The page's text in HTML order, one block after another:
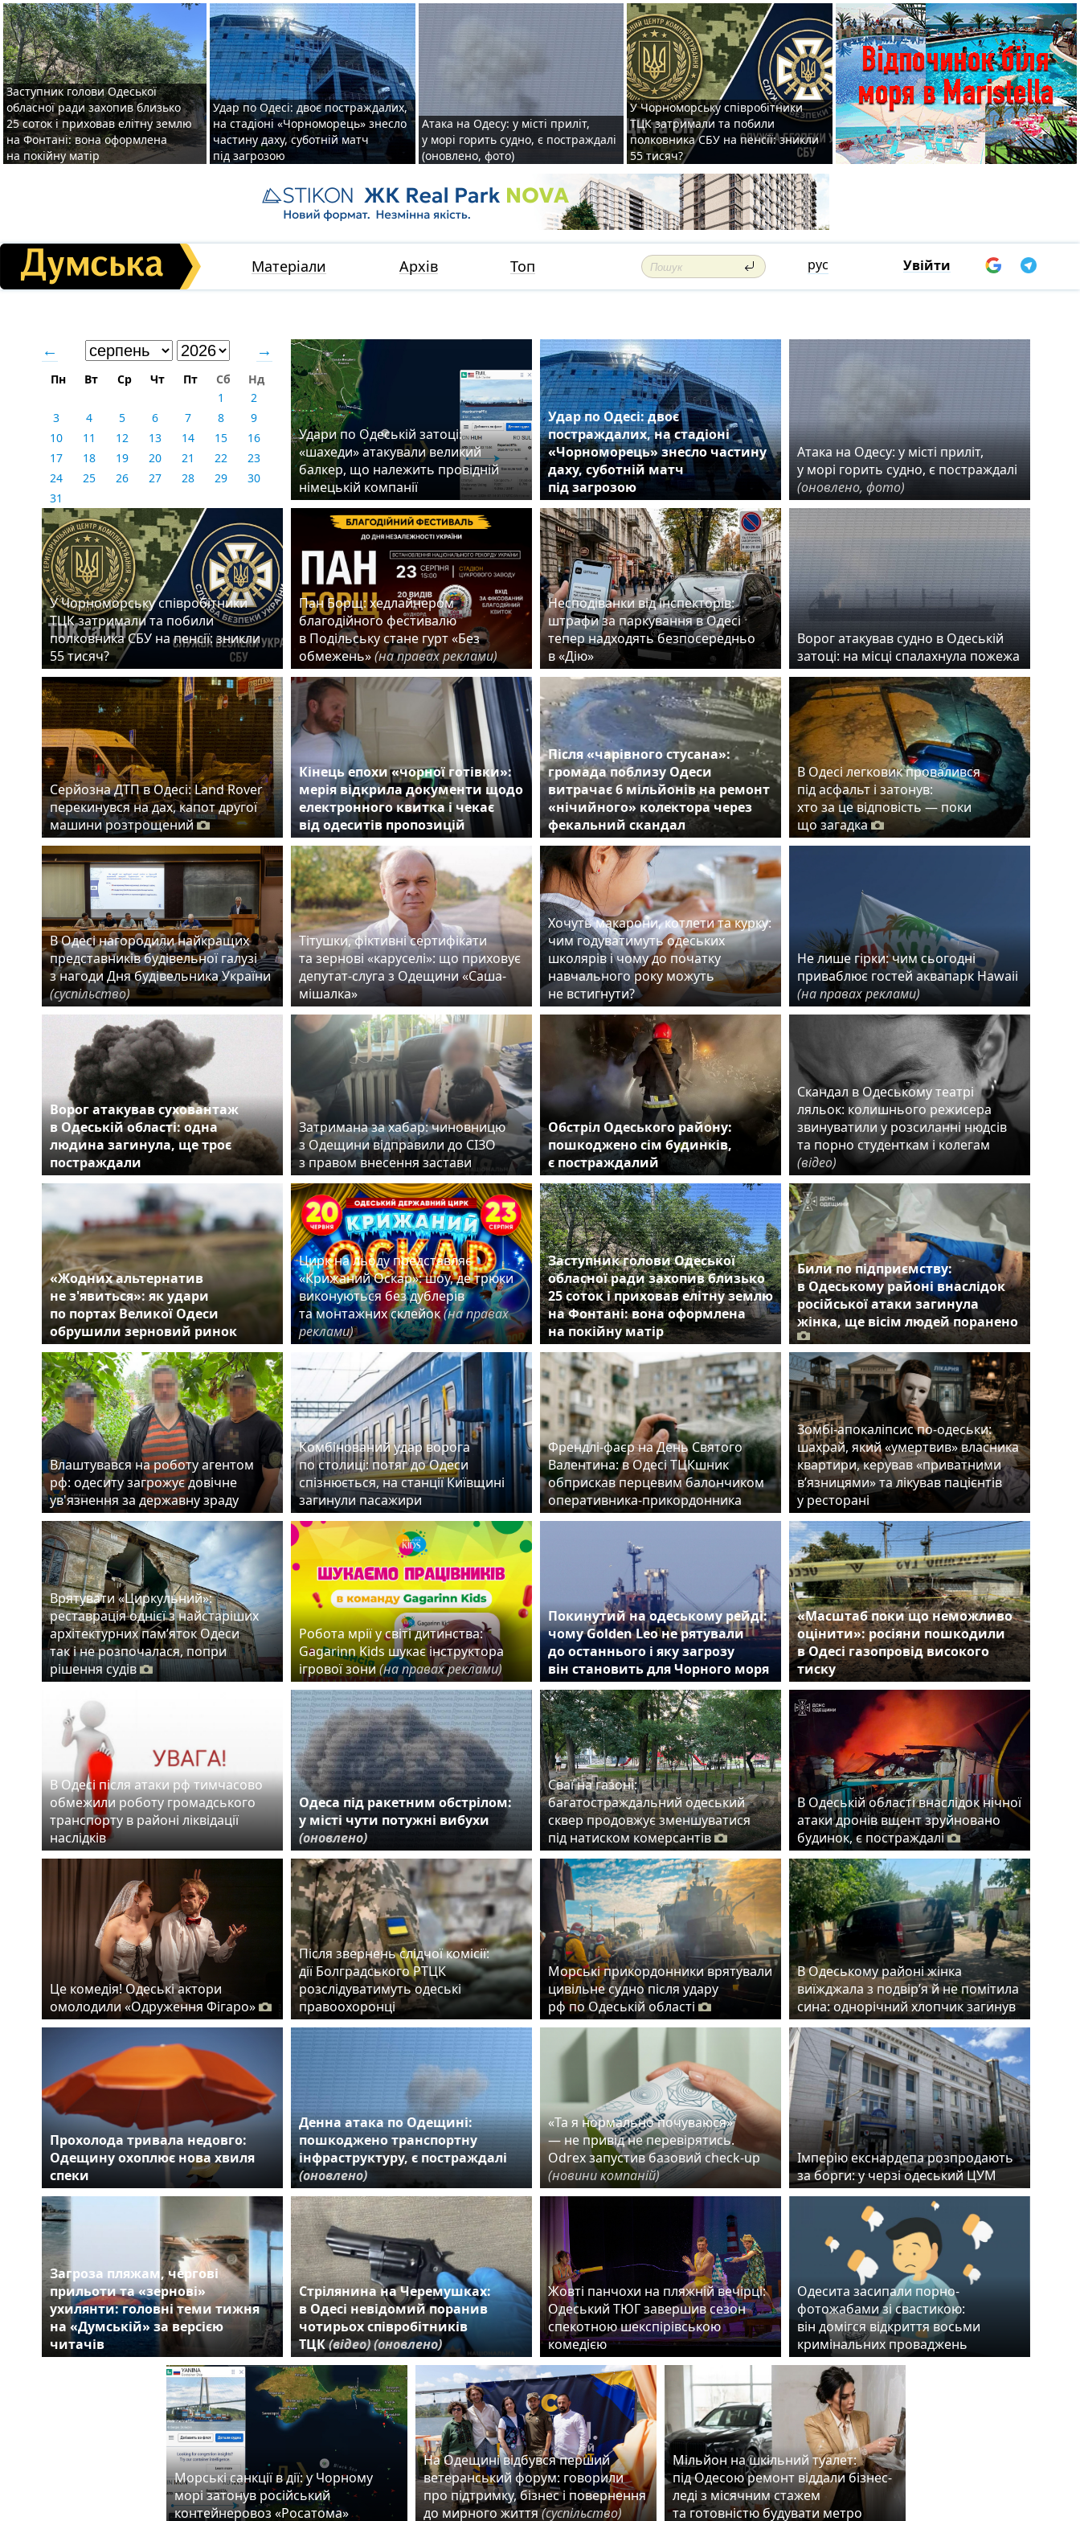
Заступник голови Одеської
обласної ради захопив близько
25 соток і приховав елітну землю
на Фонтані: вона оформлена
на покійну матір
Удар по Одесі: двоє постраждалих,
на стадіоні «Чорноморець» знесло
частину даху, суботній матч
під загрозою
Атака на Одесу: у місті приліт,
у морі горить судно, є постраждалі
(оновлено, фото)
У Чорноморську співробітники
ТЦК затримали та побили
полковника СБУ на пенсії: зникли
55 тисяч?
Матеріали Архів Топ рус Увійти
← →
Пн Вт Ср Чт Пт Сб
Нд
1
2
3
4 5 6 7 8
9
10
11 12 13 14 15
16
17
18 19 20 21 22
23
24
25 26 27 28 29
30
31
Удари по Одеській затоці:
«шахеди» атакували великий
балкер, що належить провідній
німецькій компанії
Удар по Одесі: двоє
постраждалих, на стадіоні
«Чорноморець» знесло частину
даху, суботній матч
під загрозою
Атака на Одесу: у місті приліт,
у морі горить судно, є постраждалі
(оновлено, фото)
У Чорноморську співробітники
ТЦК затримали та побили
полковника СБУ на пенсії: зникли
55 тисяч?
Пан Борщ: хедлайнером
благодійного фестивалю
в Подільську стане гурт «Без
обмежень»(на правах реклами)
Несподіванки від інспекторів:
штрафи за паркування в Одесі
тепер надходять безпосередньо
в «Дію»
Ворог атакував судно в Одеській
затоці: на місці спалахнула пожежа
Серйозна ДТП в Одесі: Land Rover
перекинувся на дах, капот другої
машини розтрощений
Кінець епохи «чорної готівки»:
мерія відкрила документи щодо
електронного квитка і чекає
від одеситів пропозицій
Після «чарівного стусана»:
громада поблизу Одеси
витрачає 6 мільйонів на ремонт
«нічийного» колектора через
фекальний скандал
В Одесі легковик провалився
під асфальт і затонув:
хто за це відповість — поки
що загадка
В Одесі нагородили найкращих
представників будівельної галузі
з нагоди Дня будівельника України
(суспільство)
Тітушки, фіктивні сертифікати
та зернові «каруселі»: що приховує
депутат-слуга з Одещини «Саша-
мішалка»
Хочуть макарони, котлети та курку:
чим годуватимуть одеських
школярів і чому до початку
навчального року можуть
не встигнути?
Не лише гірки: чим сьогодні
приваблює гостей аквапарк Hawaii
(на правах реклами)
Ворог атакував суховантаж
в Одеській області: одна
людина загинула, ще троє
постраждали
Затримана за хабар: чиновницю
з Одещини відправили до СІЗО
з правом внесення застави
Обстріл Одеського району:
пошкоджено сім будинків,
є постраждалий
Скандал в Одеському театрі
ляльок: колишнього режисера
звинуватили у розсиланні нюдсів
та порно студенткам і колегам
(відео)
«Жодних альтернатив
не з'явиться»: як удари
по портах Великої Одеси
обрушили зерновий ринок
Цирк на льоду представляє
«Крижаний Оскар»: шоу, де трюки
виконуються без дублерів
та монтажних склейок(на правах
реклами)
Заступник голови Одеської
обласної ради захопив близько
25 соток і приховав елітну землю
на Фонтані: вона оформлена
на покійну матір
Били по підприємству:
в Одеському районі внаслідок
російської атаки загинула
жінка, ще вісім людей поранено
Влаштувався на роботу агентом
рф: одеситу загрожує довічне
ув'язнення за державну зраду
Комбінований удар ворога
по столиці: потяг до Одеси
спізнюється, на станції Київщині
загинули пасажири
Френдлі-фаєр на День Святого
Валентина: в Одесі ТЦКшник
обприскав перцевим балончиком
оперативника-прикордонника
Зомбі-апокаліпсис по-одеськи:
шахрай, який «умертвив» власника
квартири, керував «приватними
в’язницями» та лікував пацієнтів
у ресторані
Врятувати «Циркульний»:
реставрація однієї з найстаріших
архітектурних пам’яток Одеси
так і не розпочалася, попри
рішення судів
Робота мрії у світі дитинства:
Gagarinn Kids шукає інструктора
ігрової зони(на правах реклами)
Покинутий на одеському рейді:
чому Golden Leo не рятували
до останнього і яку загрозу
він становить для Чорного моря
«Масштаб поки що неможливо
оцінити»: росіяни пошкодили
в Одесі газопровід високого
тиску
В Одесі після атаки рф тимчасово
обмежили роботу громадського
транспорту в районі ліквідації
наслідків
Одеса під ракетним обстрілом:
у місті чути потужні вибухи
(оновлено)
Сваї на газоні:
багатостраждальний одеський
сквер продовжує зменшуватися
під натиском комерсантів
В Одеській області внаслідок нічної
атаки дронів вщент зруйновано
будинок, є постраждалі
Це комедія! Одеські актори
омолодили «Одруження Фігаро»
Після звернень слідчої комісії:
дії Болградського РТЦК
розслідуватимуть одеські
правоохоронці
Морські прикордонники врятували
цивільне судно після удару
рф по Одеській області
В Одеському районі жінка
виїжджала з подвір’я й не помітила
сина: однорічний хлопчик загинув
Прохолода тривала недовго:
Одещину охоплює нова хвиля
спеки
Денна атака по Одещині:
пошкоджено транспортну
інфраструктуру, є постраждалі
(оновлено)
«Та я нормально почуваюся»
— не привід не перевірятись.
Odrex запустив базовий check-up
(новини компаній)
Імперію екснардепа розпродають
за борги: у черзі одеський ЦУМ
Загроза пляжам, чергові
прильоти та «зернові»
ухилянти: головні теми тижня
на «Думській» за версією
читачів
Стрілянина на Черемушках:
в Одесі невідомий поранив
чотирьох співробітників
ТЦК(відео)(оновлено)
Жовті панчохи на пляжній вечірці:
Одеський ТЮГ завершив сезон
спекотною шекспірівською
комедією
Одесита засипали порно-
фотожабами зі свастикою:
він домігся відкриття восьми
кримінальних проваджень
Морські санкції в дії: у Чорному
морі затонув російський
контейнеровоз «Росатома»
На Одещині відбувся перший
ветеранський форум: говорили
про підтримку, бізнес і повернення
до мирного життя(суспільство)
Мільйон на шкільний туалет:
під Одесою ремонт віддали бізнес-
леді з місячним стажем
та готовністю будувати метро